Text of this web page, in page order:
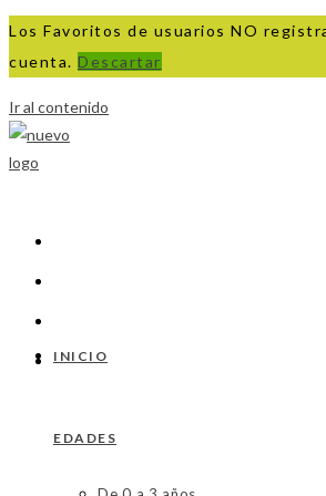
Los Favoritos de usuarios NO
cuenta. Descartar
Ir al contenido
INICIO
EDADES